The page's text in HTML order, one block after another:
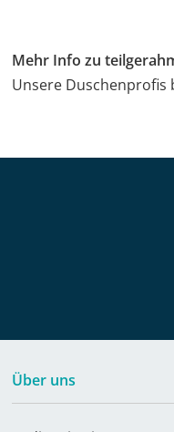
Mehr Info zu
Unsere Duschenprofis
Über uns